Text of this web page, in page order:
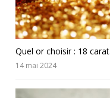
Quel or choisir : 18
14 mai 2024